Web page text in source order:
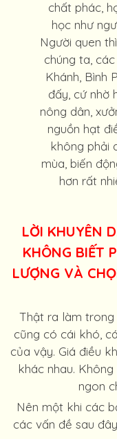
chất phác,
học như
Người quen
chúng ta,
Khánh, Bình
đấy, cứ nhờ
nông dân,
nguồn hạt
không phải
mùa, biến
hơn rất
LỜI KHUYÊN
KHÔNG BIẾT
LƯỢNG VÀ
Thật ra làm trong
cũng có cái khó,
của vậy. Giá điều
khác nhau.
ngon
Nên một khi các
các vấn đề sau